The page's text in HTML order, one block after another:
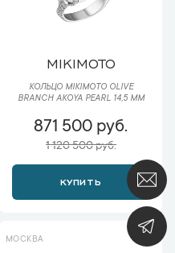
MIKIMOTO
КОЛЬЦО MIKIMOTO OLIVE
BRANCH AKOYA PEARL 14,5 MM
871 500 руб.
1 120 500 руб.
КУПИТЬ
МОСКВА